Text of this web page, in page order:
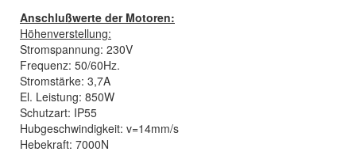
Anschlußwerte der Motoren:
Höhenverstellung:
Stromspannung: 230V
Frequenz: 50/60Hz.
Stromstärke: 3,7A
El. Leistung: 850W
Schutzart: IP55
Hubgeschwindigkeit: v=14mm/s
Hebekraft: 7000N